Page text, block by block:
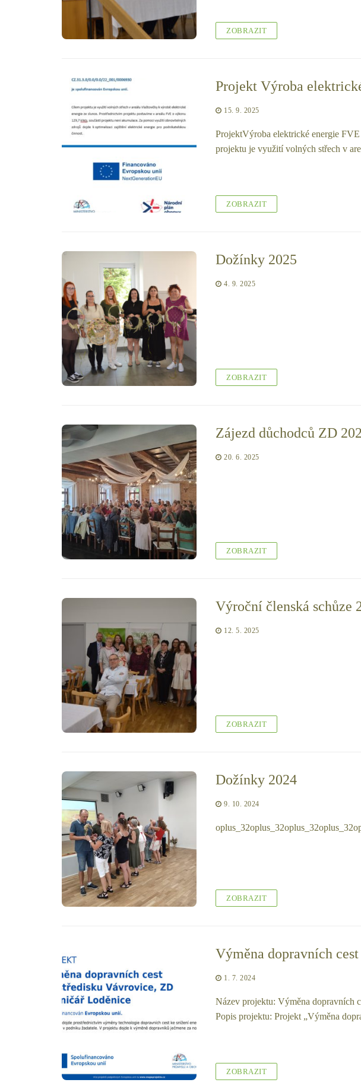
ZOBRAZIT
Projekt Výroba
15. 9. 2025
ProjektVýroba elektrické energie
projektu je využití volných střech v
ZOBRAZIT
Dožínky 2025
4. 9. 2025
ZOBRAZIT
Zájezd důchodců ZD
20. 6. 2025
ZOBRAZIT
Výroční členská schůze
12. 5. 2025
ZOBRAZIT
Dožínky 2024
9. 10. 2024
ZOBRAZIT
Výměna dopravních
1. 7. 2024
Název projektu: Výměna dopravních
Popis projektu: Projekt „Výměna
ZOBRAZIT